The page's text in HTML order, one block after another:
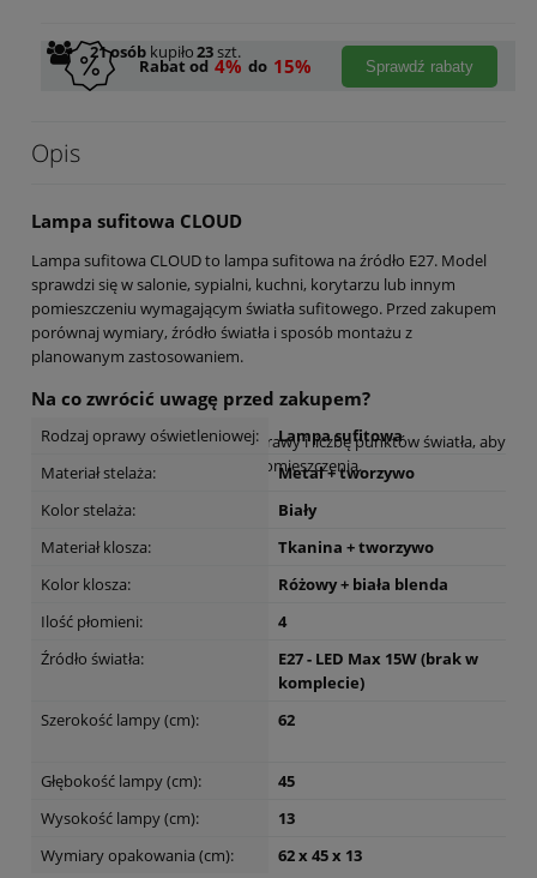
21osób kupiło23szt.
Rabat od 4% do 15% Sprawdź rabaty
Opis
Lampa sufitowa CLOUD
Lampa sufitowa CLOUD to lampa sufitowa na źródło E27. Model
sprawdzi się w salonie, sypialni, kuchni, korytarzu lub innym
pomieszczeniu wymagającym światła sufitowego. Przed zakupem
porównaj wymiary, źródło światła i sposób montażu z
planowanym zastosowaniem.
Na co zwrócić uwagę przed zakupem?
Sprawdź szerokość, wysokość oprawy i liczbę punktów światła, aby
dopasować lampę do wielkości pomieszczenia.
Dane techniczne
Rodzaj oprawy oświetleniowej:
Lampa sufitowa
Materiał stelaża:
Metal + tworzywo
Kolor stelaża:
Biały
Materiał klosza:
Tkanina + tworzywo
Kolor klosza:
Różowy + biała blenda
Ilość płomieni:
4
Źródło światła:
E27 - LED Max 15W (brak w
komplecie)
Szerokość lampy (cm):
62
Głębokość lampy (cm):
45
Wysokość lampy (cm):
13
Wymiary opakowania (cm):
62 x 45 x 13